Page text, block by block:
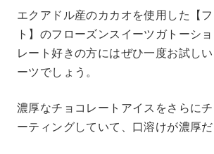
エクアドル産のカカオを使用した【
ト】のフローズンスイーツガトーシ
レート好きの方にはぜひ一度お試し
ーツでしょう。
濃厚なチョコレートアイスをさらに
ーティングしていて、口溶けが濃厚だ